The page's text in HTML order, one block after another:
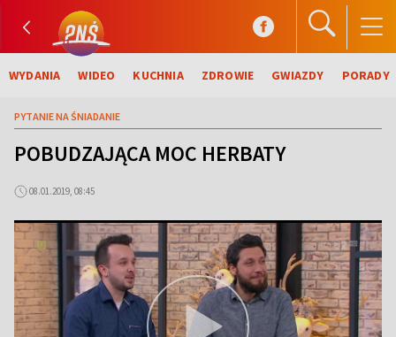
WYDANIA WIDEO KUCHNIA ZDROWIE GWIAZDY PORADY
PYTANIE NA ŚNIADANIE
POBUDZAJĄCA MOC HERBATY
08.01.2019, 08:45